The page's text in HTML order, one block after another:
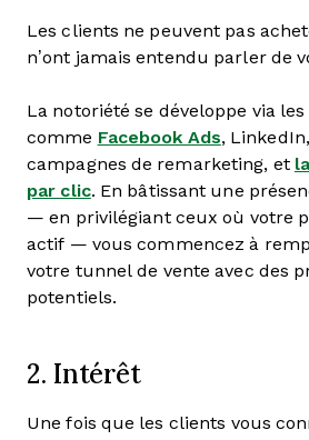
Les clients ne peuvent pas
n’ont jamais entendu parler de
La notoriété se développe via
comme Facebook Ads,
campagnes de remarketing, et
par clic. En bâtissant une
— en privilégiant ceux où votre
actif — vous commencez à
votre tunnel de vente avec des
potentiels.
2. Intérêt
Une fois que les clients vous